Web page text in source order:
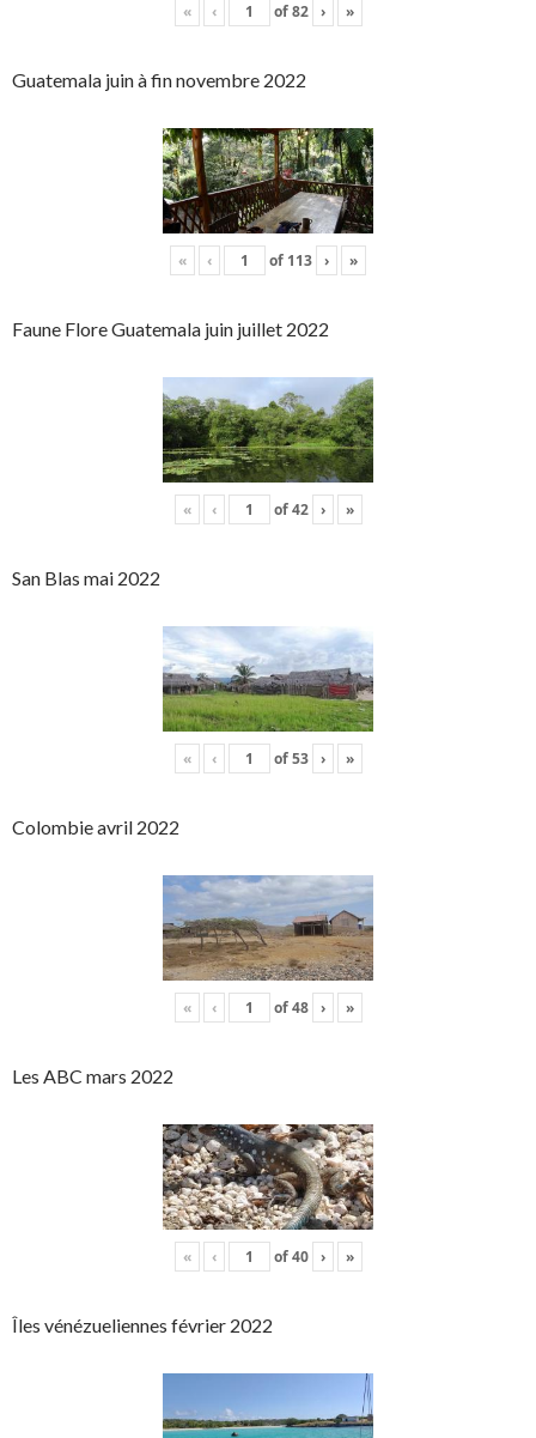
« ‹ of82 › »
Guatemala juin à fin novembre 2022
« ‹ of 113 › »
Faune Flore Guatemala juin juillet 2022
« ‹ of42 › »
San Blas mai 2022
« ‹ of53 › »
Colombie avril 2022
« ‹ of48 › »
Les ABC mars 2022
« ‹ of40 › »
Îles vénézueliennes février 2022